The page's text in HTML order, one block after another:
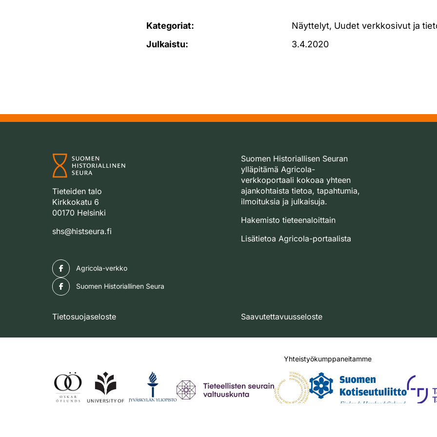
Kategoriat:
Näyttelyt, Uudet verkkosivut ja
Julkaistu:
3.4.2020
Tieteiden talo
Kirkkokatu 6
00170 Helsinki
shs@histseura.fi
Suomen Historiallisen Seuran
ylläpitämä Agricola-
verkkoportaali kokoaa yhteen
ajankohtaista tietoa, tapahtumia,
ilmoituksia ja julkaisuja.
Hakemisto tieteenaloittain
Lisätietoa Agricola-portaalista
Agricola-verkko
Suomen Historiallinen Seura
Tietosuojaseloste Saavutettavuusseloste
Yhteistyökumppaneitamme